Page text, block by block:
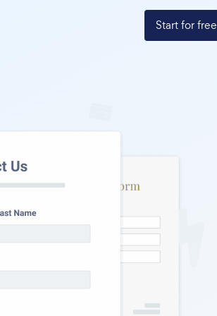
Start for free